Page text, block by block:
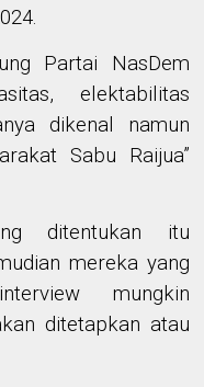
Partai NasDem
, elektabilitas
dikenal namun
Sabu Raijua”
ditentukan itu
mereka yang
mungkin
ditetapkan atau